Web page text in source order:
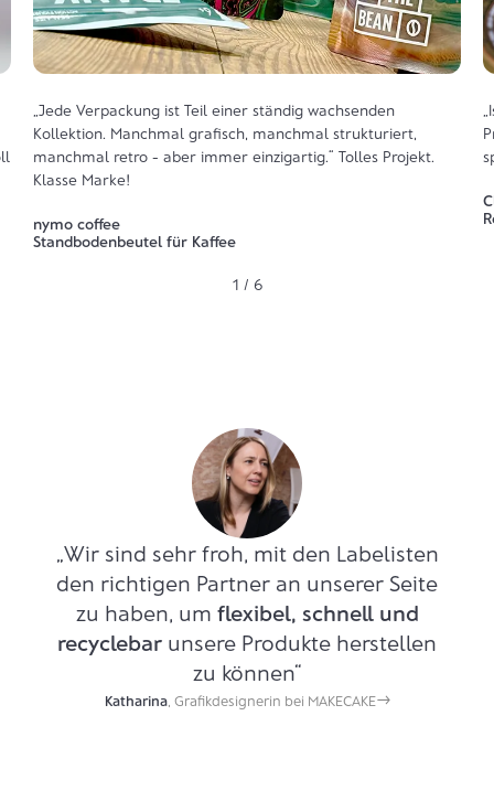
„Jede Verpackung ist Teil einer ständig wachsenden
Kollektion. Manchmal grafisch, manchmal strukturiert,
manchmal retro - aber immer einzigartig.“ Tolles Projekt.
Klasse Marke!
nymo coffee
Standbodenbeutel für Kaffee
1 / 6
„Wir sind sehr froh, mit den Labelisten
den richtigen Partner an unserer Seite
zu haben, um flexibel, schnell und
recyclebar unsere Produkte herstellen
zu können“
Katharina, Grafikdesignerin bei MAKECAKE→